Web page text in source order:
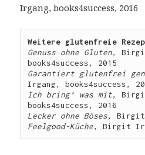
Irgang, books4success, 2016
Weitere glutenfreie
Genuss ohne Gluten,
books4success, 2015
Garantiert glutenfrei
Irgang, books4success,
Ich bring‘ was mit,
books4success, 2016
Lecker ohne Böses, Birgit
Feelgood-Küche, Birgit